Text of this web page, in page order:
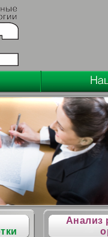
Анализ